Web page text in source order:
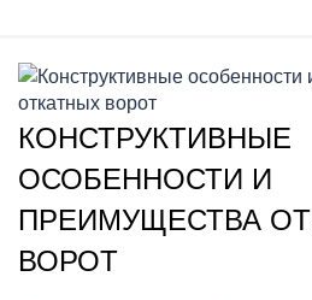
КОНСТРУКТИВНЫЕ
ОСОБЕННОСТИ И
ПРЕИМУЩЕСТВА
ВОРОТ